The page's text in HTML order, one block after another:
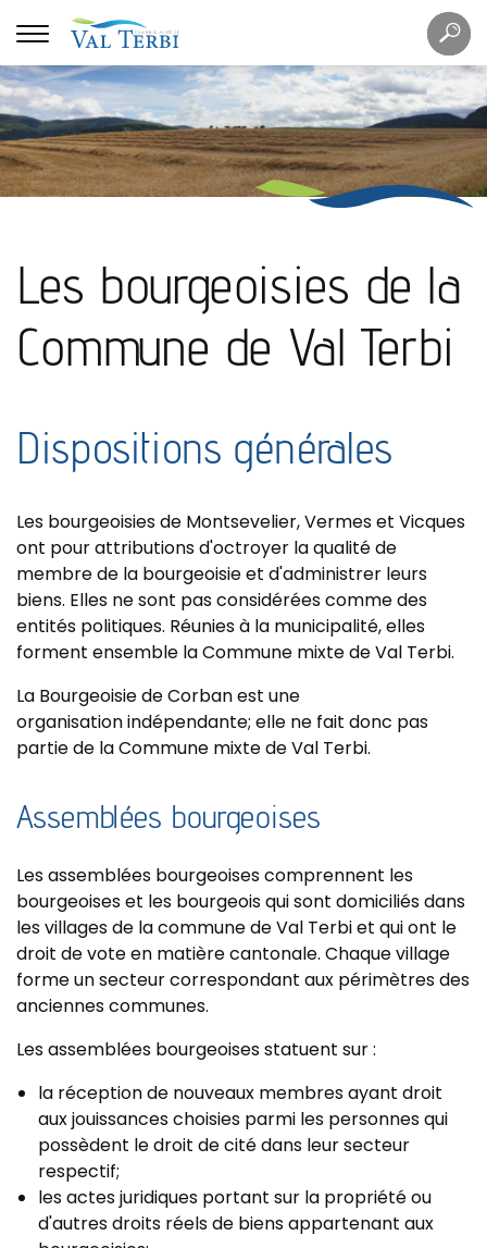
Mots
clés
Les bourgeoisies de la
Commune de Val Terbi
Dispositions générales
Les bourgeoisies de Montsevelier, Vermes et Vicques
ont pour attributions d'octroyer la qualité de
membre de la bourgeoisie et d'administrer leurs
biens. Elles ne sont pas considérées comme des
entités politiques. Réunies à la municipalité, elles
forment ensemble la Commune mixte de Val Terbi.
La Bourgeoisie de Corban est une
organisation indépendante; elle ne fait donc pas
partie de la Commune mixte de Val Terbi.
Assemblées bourgeoises
Les assemblées bourgeoises comprennent les
bourgeoises et les bourgeois qui sont domiciliés dans
les villages de la commune de Val Terbi et qui ont le
droit de vote en matière cantonale. Chaque village
forme un secteur correspondant aux périmètres des
anciennes communes.
Les assemblées bourgeoises statuent sur :
la réception de nouveaux membres ayant droit
aux jouissances choisies parmi les personnes qui
possèdent le droit de cité dans leur secteur
respectif;
les actes juridiques portant sur la propriété ou
d'autres droits réels de biens appartenant aux